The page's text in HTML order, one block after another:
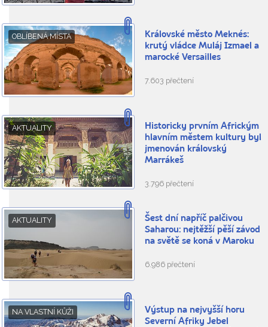
OBLÍBENÁ MÍSTA
Královské město Meknés:
krutý vládce Muláj Izmael a
marocké Versailles
7.603 přečtení
AKTUALITY
Historicky prvním Africkým
hlavním městem kultury byl
jmenován královský
Marrákeš
3.796 přečtení
AKTUALITY
Šest dní napříč palčivou
Saharou: nejtěžší pěší závod
na světě se koná v Maroku
6.986 přečtení
NA VLASTNÍ KŮŽI
Výstup na nejvyšší horu
Severní Afriky Jebel